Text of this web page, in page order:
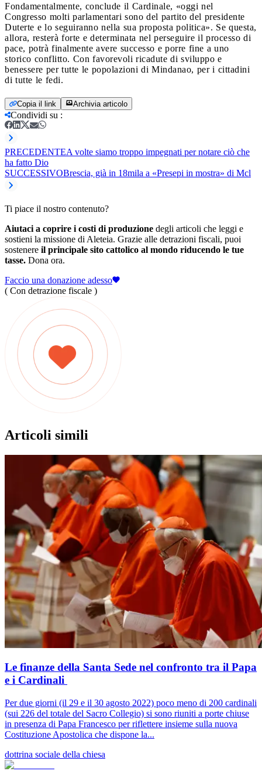
Fondamentalmente, conclude il Cardinale, «oggi nel
Congresso molti parlamentari sono del partito del presidente
Duterte e lo seguiranno nella sua proposta politica». Se questa,
allora, resterà forte e determinata nel perseguire il processo di
pace, potrà finalmente avere successo e porre fine a uno
storico conflitto. Con favorevoli ricadute di sviluppo e
benessere per tutte le popolazioni di Mindanao, per i cittadini
di tutte le fedi.
Copia il link Archivia articolo
Condividi su :
PRECEDENTEA volte siamo troppo impegnati per notare ciò che
ha fatto Dio
SUCCESSIVOBrescia, già in 18mila a «Presepi in mostra» di Mcl
Ti piace il nostro contenuto?
Aiutaci a coprire i costi di produzione degli articoli che leggi e
sostieni la missione di Aleteia. Grazie alle detrazioni fiscali, puoi
sostenere il principale sito cattolico al mondo riducendo le tue
tasse. Dona ora.
Faccio una donazione adesso
( Con detrazione fiscale )
Articoli simili
Le finanze della Santa Sede nel confronto tra il Papa
e i Cardinali
Per due giorni (il 29 e il 30 agosto 2022) poco meno di 200 cardinali
(sui 226 del totale del Sacro Collegio) si sono riuniti a porte chiuse
in presenza di Papa Francesco per riflettere insieme sulla nuova
Costituzione Apostolica che dispone la...
dottrina sociale della chiesa